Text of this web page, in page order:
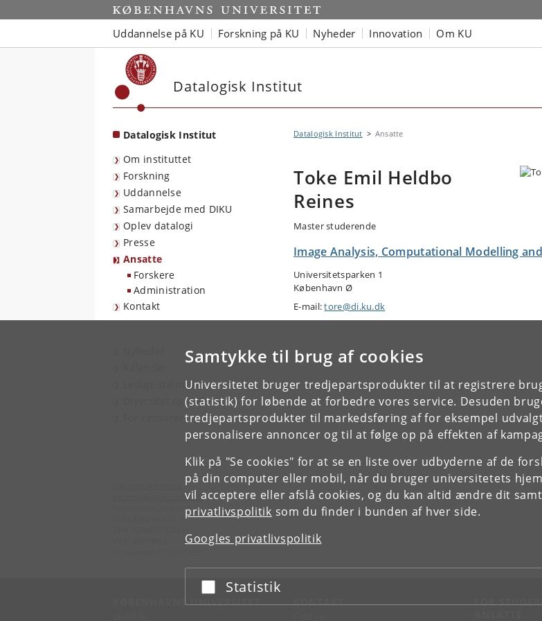
Samtykke til brug af cookies
Universitetet bruger tredjepartsprodukter til at registrere
(statistik) for løbende at forbedre vores service. Desuden
tredjepartsprodukter til markedsføring af for eksempel
personalisere annoncer og til at følge op på effekten af
Klik på "Se cookies" for at se en liste over udbyderne af de
på din computer eller mobil, når du bruger universitetets
vil acceptere eller afslå cookies, og du kan altid ændre dit
privatlivspolitik som du finder i bunden af hver side.
Googles privatlivspolitik
Acceptér eller afslå
Statistik
Start
Uddannelse på KU Forskning på KU Nyheder Innovation Om KU
Datalogisk Institut
Datalogisk Institut
Om instituttet
Forskning
Uddannelse
Samarbejde med DIKU
Oplev datalogi
Presse
Ansatte
Forskere
Administration
Kontakt
Ledige stillinger
Diversitet og inklusion
Datalogisk Institut Ansatte
Toke Emil Heldbo
Reines
Master studerende
Image Analysis, Computational Modelling
Universitetsparken 1
København Ø
E-mail:tore@di.ku.dk
Københavns Universitet
Universitetsparken 5
KØBENHAVNS UNIVERSITET KONTAKT
FOR